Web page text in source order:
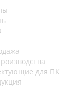
для ПК